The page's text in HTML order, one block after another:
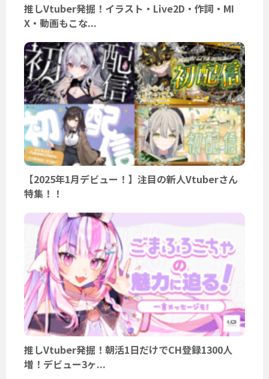
推しVtuber発掘！イラスト・Live2D・作詞・MI
X・動画もこな...
【2025年1月デビュー！】注目の新人Vtuberさん
特集！！
推しVtuber発掘！朝活1日だけでCH登録1300人
増！デビュー3ヶ...